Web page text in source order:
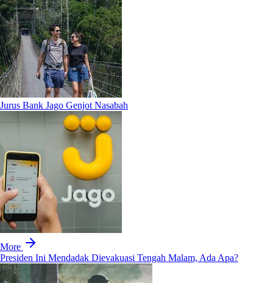
Jurus Bank Jago Genjot Nasabah
More
Presiden Ini Mendadak Dievakuasi Tengah Malam, Ada Apa?